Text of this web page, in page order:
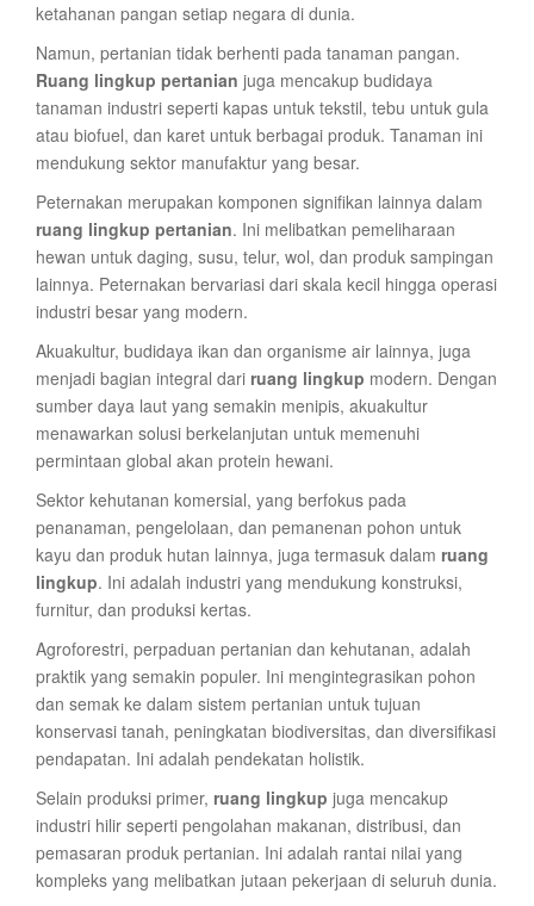
ketahanan pangan setiap negara di dunia.
Namun, pertanian tidak berhenti pada tanaman pangan.
Ruang lingkup pertanian juga mencakup budidaya
tanaman industri seperti kapas untuk tekstil, tebu untuk gula
atau biofuel, dan karet untuk berbagai produk. Tanaman ini
mendukung sektor manufaktur yang besar.
Peternakan merupakan komponen signifikan lainnya dalam
ruang lingkup pertanian. Ini melibatkan pemeliharaan
hewan untuk daging, susu, telur, wol, dan produk sampingan
lainnya. Peternakan bervariasi dari skala kecil hingga operasi
industri besar yang modern.
Akuakultur, budidaya ikan dan organisme air lainnya, juga
menjadi bagian integral dari ruang lingkup modern. Dengan
sumber daya laut yang semakin menipis, akuakultur
menawarkan solusi berkelanjutan untuk memenuhi
permintaan global akan protein hewani.
Sektor kehutanan komersial, yang berfokus pada
penanaman, pengelolaan, dan pemanenan pohon untuk
kayu dan produk hutan lainnya, juga termasuk dalam ruang
lingkup. Ini adalah industri yang mendukung konstruksi,
furnitur, dan produksi kertas.
Agroforestri, perpaduan pertanian dan kehutanan, adalah
praktik yang semakin populer. Ini mengintegrasikan pohon
dan semak ke dalam sistem pertanian untuk tujuan
konservasi tanah, peningkatan biodiversitas, dan diversifikasi
pendapatan. Ini adalah pendekatan holistik.
Selain produksi primer, ruang lingkup juga mencakup
industri hilir seperti pengolahan makanan, distribusi, dan
pemasaran produk pertanian. Ini adalah rantai nilai yang
kompleks yang melibatkan jutaan pekerjaan di seluruh dunia.